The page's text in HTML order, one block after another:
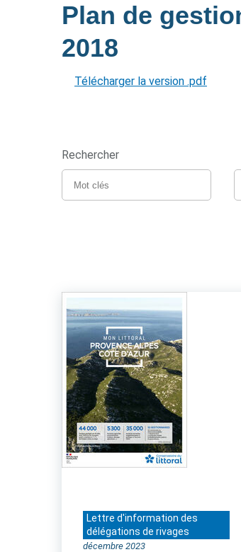
Plan de
2018
Télécharger la version .pdf
Rechercher
Lettre d'information des
délégations de rivages
décembre 2023